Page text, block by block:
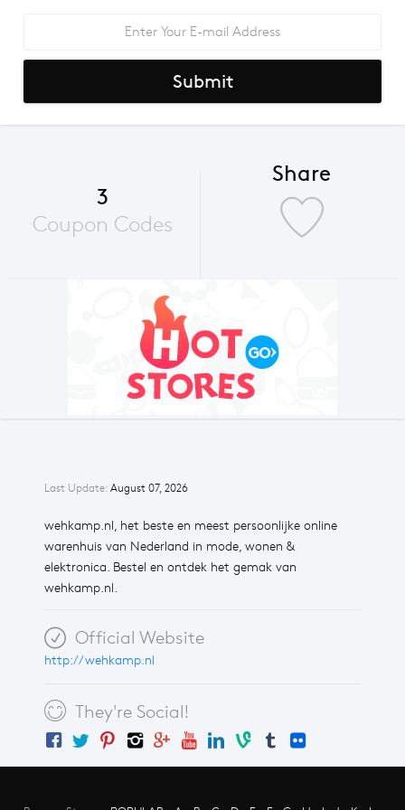
Last Update: August 07, 2026
wehkamp.nl, het beste en meest persoonlijke online
warenhuis van Nederland in mode, wonen &
elektronica. Bestel en ontdek het gemak van
wehkamp.nl.
Official Website
http://wehkamp.nl
They're Social!
Submit
3
Coupon Codes
Share